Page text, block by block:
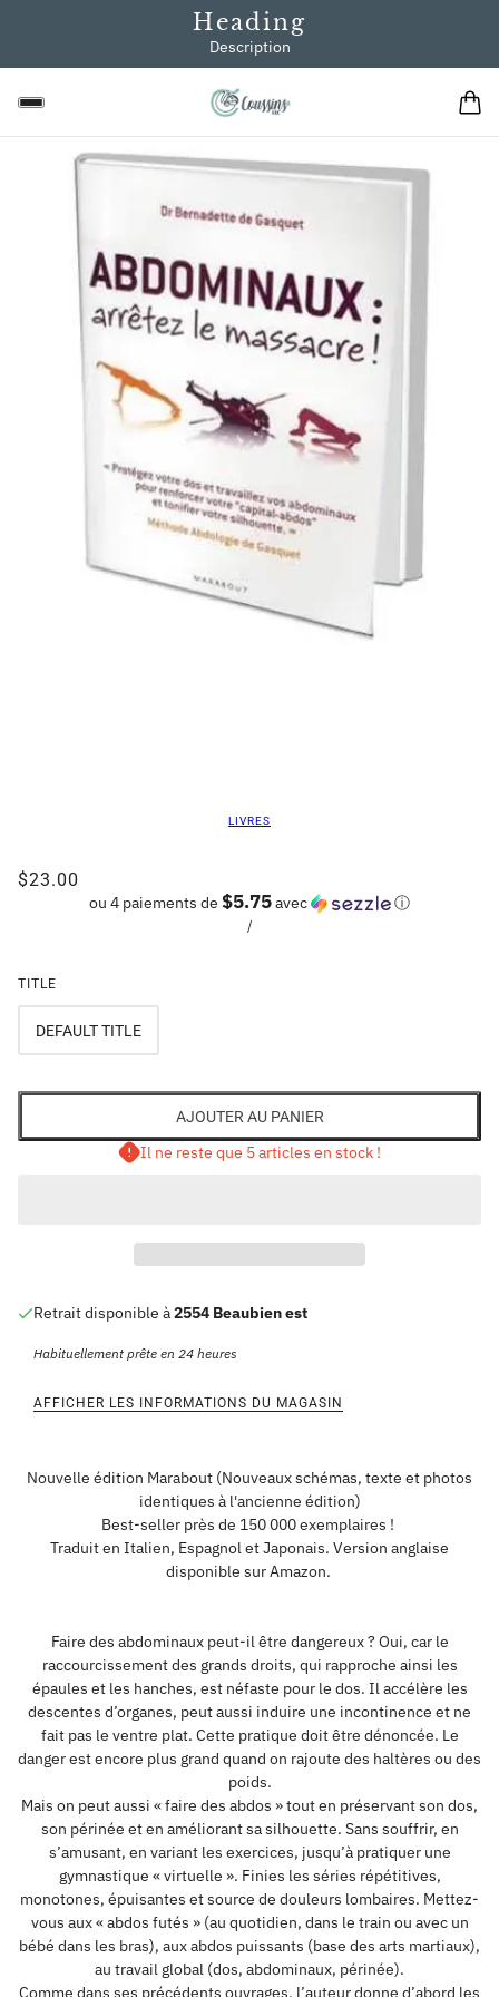
Heading
Description
LIVRES
$23.00
ou 4 paiements de $5.75avec ⓘ
/
TITLE
DEFAULT TITLE
AJOUTER AU PANIER
Il ne reste que 5 articles en stock !
Retrait disponible à2554 Beaubien est
Habituellement prête en 24 heures
AFFICHER LES INFORMATIONS DU MAGASIN
Nouvelle édition Marabout (Nouveaux schémas, texte et photos
identiques à l'ancienne édition)
Best-seller près de 150 000 exemplaires !
Traduit en Italien, Espagnol et Japonais. Version anglaise
disponible sur Amazon.
Faire des abdominaux peut-il être dangereux ? Oui, car le
raccourcissement des grands droits, qui rapproche ainsi les
épaules et les hanches, est néfaste pour le dos. Il accélère les
descentes d’organes, peut aussi induire une incontinence et ne
fait pas le ventre plat. Cette pratique doit être dénoncée. Le
danger est encore plus grand quand on rajoute des haltères ou des
poids.
Mais on peut aussi « faire des abdos » tout en préservant son dos,
son périnée et en améliorant sa silhouette. Sans souffrir, en
s’amusant, en variant les exercices, jusqu’à pratiquer une
gymnastique « virtuelle ». Finies les séries répétitives,
monotones, épuisantes et source de douleurs lombaires. Mettez-
vous aux « abdos futés » (au quotidien, dans le train ou avec un
bébé dans les bras), aux abdos puissants (base des arts martiaux),
au travail global (dos, abdominaux, périnée).
Comme dans ses précédents ouvrages, l’auteur donne d’abord les